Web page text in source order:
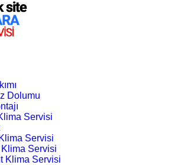
Dolumu
Servisi
Servisi
Servisi
Klima Servisi